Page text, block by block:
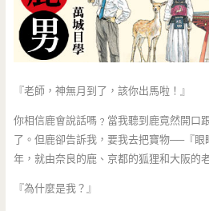
『老師，神無月到了，該你出馬啦！』
你相信鹿會說話嗎﹖當我聽到鹿竟然開口
了。但鹿卻告訴我，要我去把寶物──『
年，就由奈良的鹿、京都的狐狸和大阪的
『為什麼是我？』